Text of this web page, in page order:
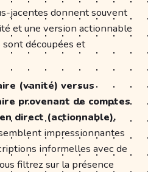
jacentes donnent souvent
et une version actionnable
découpées et
(vanité) versus
provenant de comptes
direct (actionnable).
impressionnantes
informelles avec de
filtrez sur la présence